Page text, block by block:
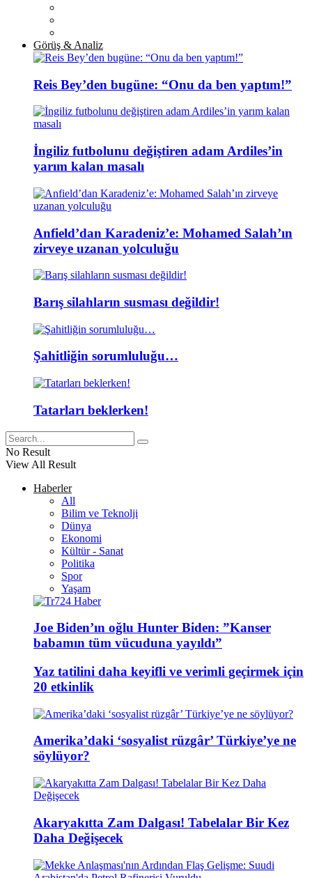
Görüş & Analiz
Reis Bey’den bugüne: “Onu da ben yaptım!”
İngiliz futbolunu değiştiren adam Ardiles’in
yarım kalan masalı
Anfield’dan Karadeniz’e: Mohamed Salah’ın
zirveye uzanan yolculuğu
Barış silahların susması değildir!
Şahitliğin sorumluluğu…
Tatarları beklerken!
No Result
View All Result
Haberler
All
Bilim ve Teknolji
Dünya
Ekonomi
Kültür - Sanat
Politika
Spor
Yaşam
Joe Biden’ın oğlu Hunter Biden: ”Kanser
babamın tüm vücuduna yayıldı”
Yaz tatilini daha keyifli ve verimli geçirmek için
20 etkinlik
Amerika’daki ‘sosyalist rüzgâr’ Türkiye’ye ne
söylüyor?
Akaryakıtta Zam Dalgası! Tabelalar Bir Kez
Daha Değişecek